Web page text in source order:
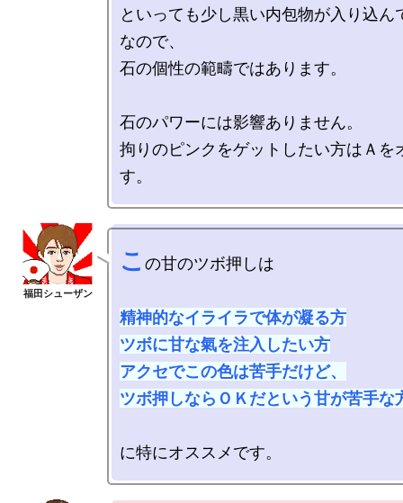
といっても少し黒い内包物が入り込ん
なので、
石の個性の範疇ではあります。
石のパワーには影響ありません。
拘りのピンクをゲットしたい方はＡを
こ の甘のツボ押しは
精神的なイライラで体が凝る方
ツボに甘な氣を注入したい方
アクセでこの色は苦手だけど、
ツボ押しならＯＫだという甘が苦手な